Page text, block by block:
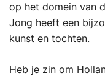
op het domein van
Jong heeft een
kunst en tochten.
Heb je zin om